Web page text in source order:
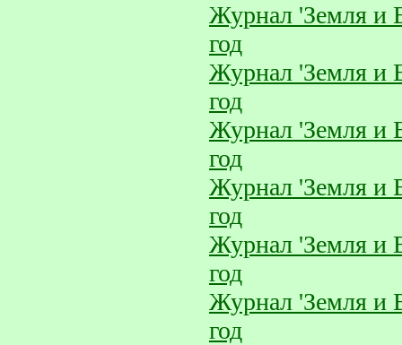
Журнал 'Земля и
год
Журнал 'Земля и
год
Журнал 'Земля и
год
Журнал 'Земля и
год
Журнал 'Земля и
год
Журнал 'Земля и
год